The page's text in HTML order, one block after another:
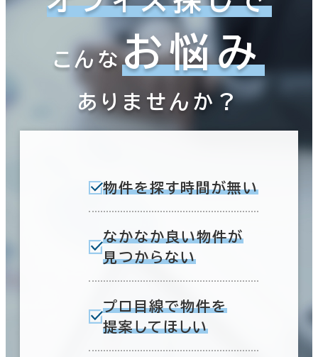
こんなお悩み
ありませんか？
物件を探す時間が無い
なかなか良い物件が
見つからない
プロ目線で物件を
提案してほしい